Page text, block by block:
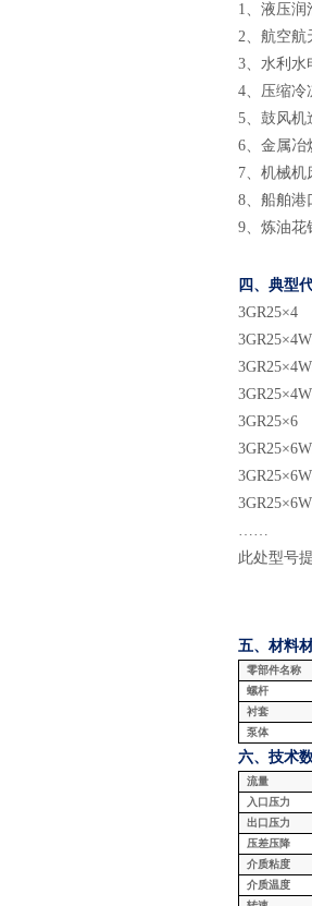
1、 液压润
2、 航空航
3、 水利水
4、 压缩冷
5、 鼓风机
6、 金属冶
7、 机械机
8、 船舶港
9、 炼油花
四、典型
3GR25×4
3GR25×6
……
此处型号
五、材料
零部件名称
螺杆
衬套
泵体
六、技术
流量
入口压力
出口压力
压差压降
介质粘度
介质温度